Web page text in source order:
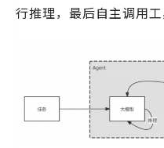
行推理，最后自主调用工